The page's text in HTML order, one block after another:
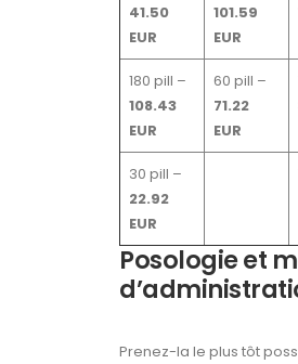
41.50
EUR
101.59
EUR
180 pill –
108.43
EUR
60 pill –
71.22
EUR
30 pill –
22.92
EUR
Posologie et
Prenez-la le plus tôt